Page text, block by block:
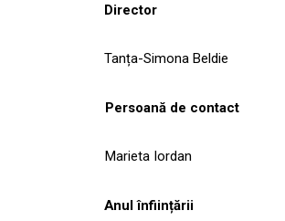
Director
Tanța-Simona Beldie
Persoană de contact
Marieta Iordan
Anul înființării